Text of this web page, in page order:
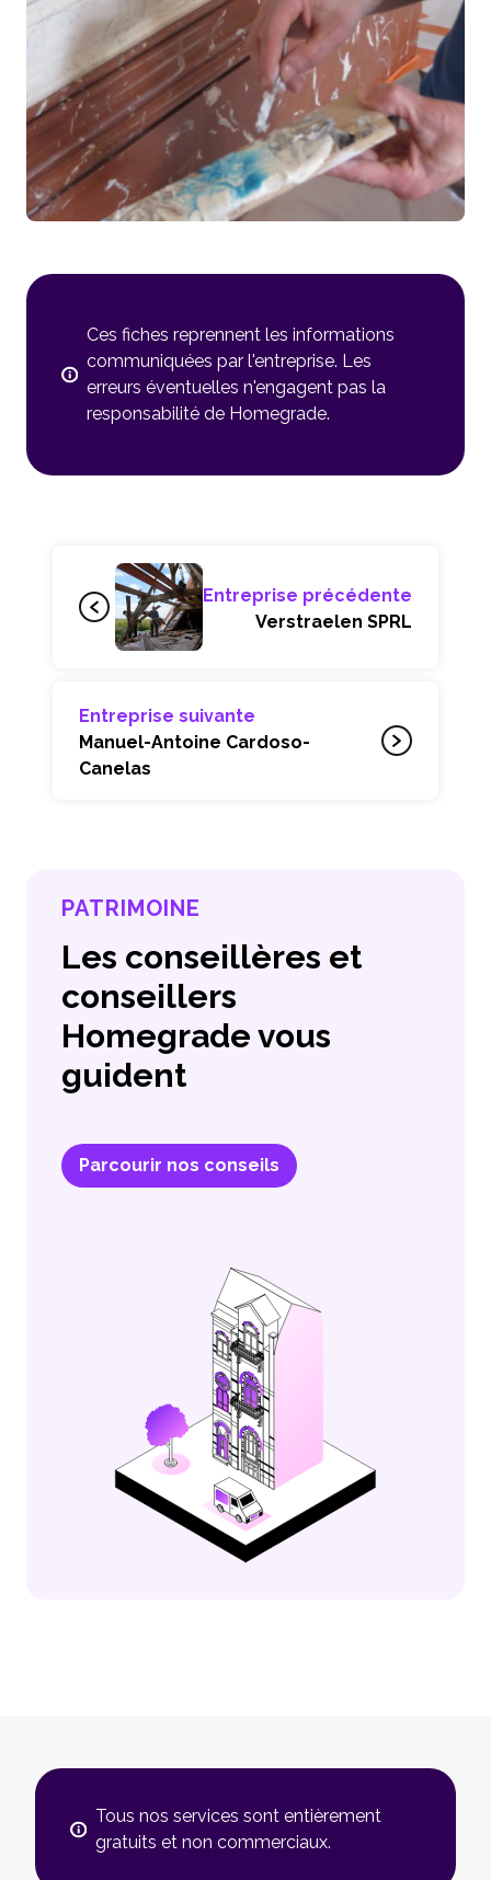
Ces fiches reprennent les informations
communiquées par l'entreprise. Les
erreurs éventuelles n'engagent pas la
responsabilité de Homegrade.
Entreprise précédente
Verstraelen SPRL
Entreprise suivante
Manuel-Antoine Cardoso-
Canelas
PATRIMOINE
Les conseillères et
conseillers
Homegrade vous
guident
Parcourir nos conseils
Tous nos services sont entièrement
gratuits et non commerciaux.